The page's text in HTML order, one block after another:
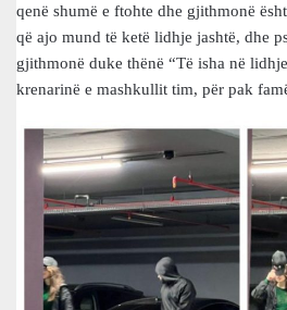
qenë shumë e ftohte dhe gjithmonë
që ajo mund të ketë lidhje jashtë, dhe
gjithmonë duke thënë “Të isha në
krenarinë e mashkullit tim, për pak